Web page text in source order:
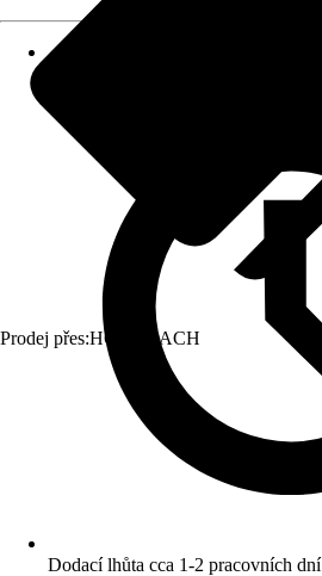
Prodej přes:HORNBACH
Dodací lhůta cca 1-2 pracovních dní